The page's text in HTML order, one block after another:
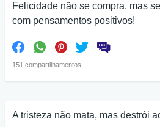
Felicidade não se compra, mas
com pensamentos positivos!
151 compartilhamentos
A tristeza não mata, mas destrói